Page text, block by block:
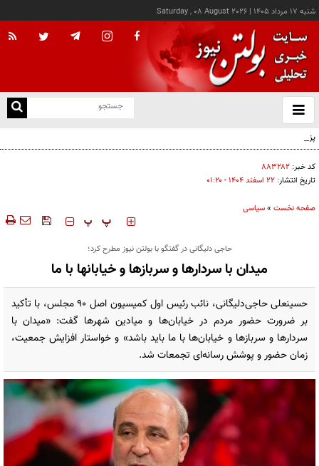
شنبه ۱۷ مرداد ۱۴۰۵ |
Saturday , 08 August 2026
باز
و
پزشکیان: خدمت بی‌منت و مشارکت مردمی، پایه حل مشکلات کشور است
کد خبر: ۸۸۳۲۸۲
تاریخ انتشار: ۲۲ اسفند ۱۴۰۴ - ۰۱:۲۰
صفحه نخست »سیاسی
‍‍‍ پ پ
حاجی دلیگانی در گفتگو با بولتن نیوز مطرح کرد؛
میدان با سردارها و سربازها و خیابانها با ما
حسینعلی حاجی‌دلیگانی، نائب رئیس اول کمیسیون اصل ۹۰ مجلس، با تأکید
بر ضرورت حضور مردم در خیابان‌ها و میادین شهرها گفت: «میدان با
سردارها و سربازها و خیابان‌ها با ما باید باشد» و خواستار افزایش جمعیت،
زمان حضور و پوشش رسانه‌ای تجمعات شد.